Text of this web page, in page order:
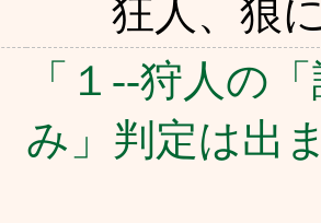
狂人、狼に
「１--狩人の
み」判定は出